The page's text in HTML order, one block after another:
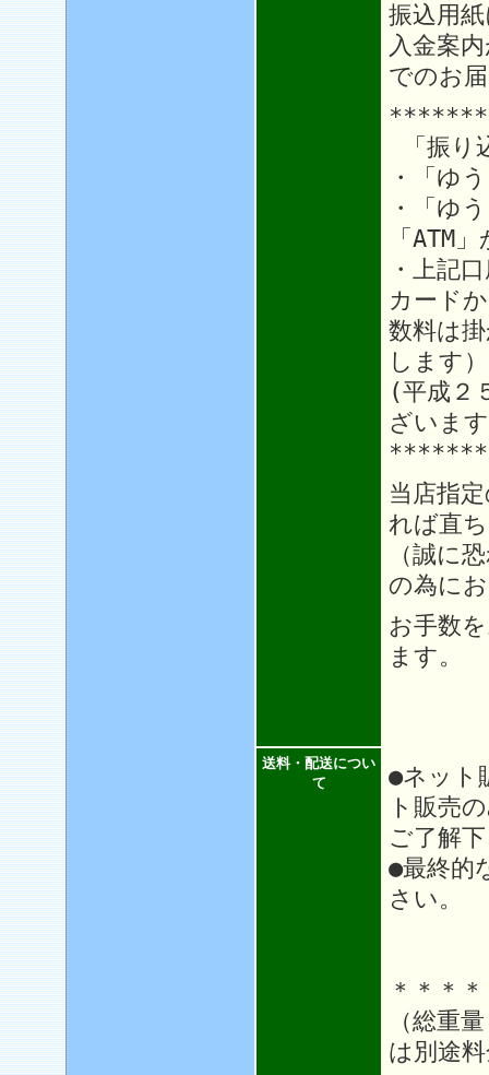
振込用
入金案
でのお
「振り
・「ゆ
・「ゆ
「ATM
・上記
カード
数料は
します）
(平成２
ざいま
当店指
れば直
（誠に
の為に
お手数
ます。
送料・配送につい
て
●ネット
ト販売
ご了解
●最終的
さい。
＊＊＊
（総重
は別途